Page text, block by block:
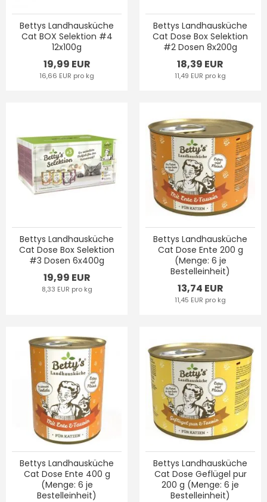
Bettys Landhausküche
Cat BOX Selektion #4
12x100g
19,99 EUR
16,66 EUR pro kg
Bettys Landhausküche
Cat Dose Box Selektion
#2 Dosen 8x200g
18,39 EUR
11,49 EUR pro kg
Bettys Landhausküche
Cat Dose Box Selektion
#3 Dosen 6x400g
19,99 EUR
8,33 EUR pro kg
Bettys Landhausküche
Cat Dose Ente 200 g
(Menge: 6 je
Bestelleinheit)
13,74 EUR
11,45 EUR pro kg
Bettys Landhausküche
Cat Dose Ente 400 g
(Menge: 6 je
Bestelleinheit)
Bettys Landhausküche
Cat Dose Geflügel pur
200 g (Menge: 6 je
Bestelleinheit)